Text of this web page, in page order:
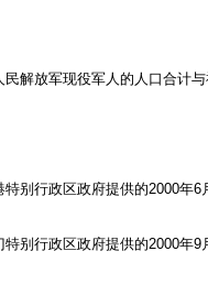
解放军现役军人的人口合计
别行政区政府提供的2000年6
别行政区政府提供的2000年9